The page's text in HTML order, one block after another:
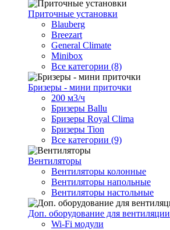
Приточные установки
Blauberg
Breezart
General Climate
Minibox
Все категории (8)
Бризеры - мини приточки
200 м3/ч
Бризеры Ballu
Бризеры Royal Clima
Бризеры Tion
Все категории (9)
Вентиляторы
Вентиляторы колонные
Вентиляторы напольные
Вентиляторы настольные
Доп. оборудование для вентиляции
Wi-Fi модули